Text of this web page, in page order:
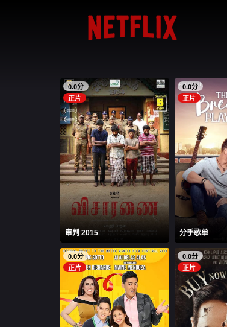
0.0分
正片
审判 2015
0.0分
正片
分手歌单
0.0分
正片
0.0分
正片